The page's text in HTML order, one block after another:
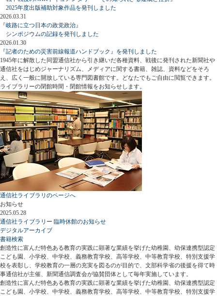
2025年度出版補助対象作品を発刊しました
2026.03.31
『岐路に立つ日本の政党政治』
シンポジウムの記録を発刊しました
2026.01.30
『記者のための災害前線報道ハンドブック』を発刊しました
1945年に解散した同盟通信社から引き継いだ各種資料、戦後に発刊された新聞社や
通信社をはじめジャーナリズム、メディアに関する書籍、雑誌、資料などをそろ
え、広く一般に開放している専門図書館です。どなたでもご自由に閲覧できます。
ライブラリーの閉館時間・閉館情報をお知らせします。
通信社ライブラリのページへ
お知らせ
2025.05.28
通信社ライブラリー 臨時休館のお知らせ
デジタルアーカイブ
書籍検索
創造性に富んだ特色ある教育の実践に顕著な業績を挙げた幼稚園、幼保連携型認定
こども園、小学校、中学校、義務教育学校、高等学校、中等教育学校、特別支援学
校を表彰し、学校教育の一層の充実を図るのが目的で、文部科学省の後援を得て時
事通信社が主催、新聞通信調査会が協賛団体として毎年実施しています。
創造性に富んだ特色ある教育の実践に顕著な業績を挙げた幼稚園、幼保連携型認定
こども園、小学校、中学校、義務教育学校、高等学校、中等教育学校、特別支援学